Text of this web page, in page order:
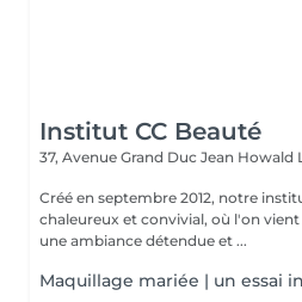
Institut CC Beauté
37, Avenue Grand Duc Jean Howald
Créé en septembre 2012, notre
chaleureux et convivial, où l'on
une ambiance détendue et ...
Maquillage mariée | un essai